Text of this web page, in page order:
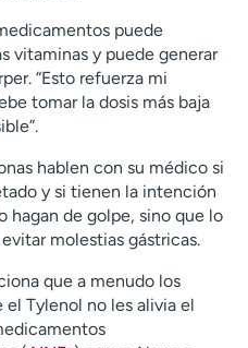
puede
vitaminas y puede generar
“Esto refuerza mi
tomar la dosis más baja
hablen con su médico si
y si tienen la intención
hagan de golpe, sino que lo
molestias gástricas.
que a menudo los
Tylenol no les alivia el